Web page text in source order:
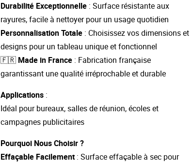
Durabilité Exceptionnelle : Surface résistante aux
rayures, facile à nettoyer pour un usage quotidien
Personnalisation Totale : Choisissez vos dimensions et
designs pour un tableau unique et fonctionnel
🇫🇷 Made in France : Fabrication française
garantissant une qualité irréprochable et durable
Applications :
Idéal pour bureaux, salles de réunion, écoles et
campagnes publicitaires
Pourquoi Nous Choisir ?
Effaçable Facilement: Surface effaçable à sec pour